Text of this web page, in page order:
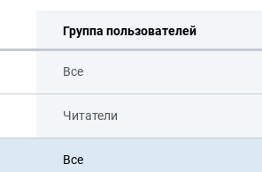
Группа пользователей
Все
Читатели
Все